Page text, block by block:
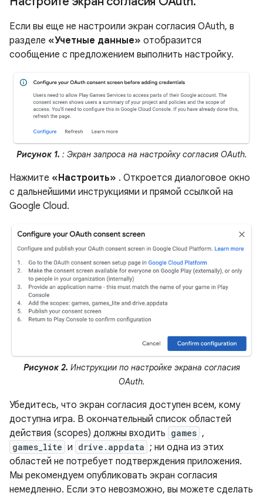
Если вы еще не настроили экран согласия OAuth, в
разделе «Учетные данные» отобразится
сообщение с предложением выполнить настройку.
Рисунок 1. : Экран запроса на настройку согласия OAuth.
Нажмите «Настроить» . Откроется диалоговое окно
с дальнейшими инструкциями и прямой ссылкой на
Google Cloud.
Рисунок 2. Инструкции по настройке экрана согласия
OAuth.
Убедитесь, что экран согласия доступен всем, кому
доступна игра. В окончательный список областей
действия (scopes) должны входить games ,
games_lite и drive.appdata ; ни одна из этих
областей не потребует подтверждения приложения.
Мы рекомендуем опубликовать экран согласия
немедленно. Если это невозможно, вы можете сделать